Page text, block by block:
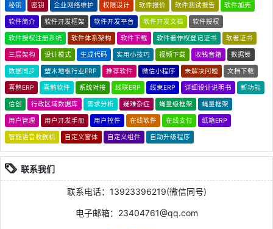
秘钥 密钥 企业网络维护 权限设计 软件报价 软件测试报告 软件加壳
软件简介 软件开发框架 软件开发平台 软件开发文档 软件授权
软件授权注册系统 软件体系架构 软件下载 软件著作权登记证书 软著证书
三层架构 设计模式 生成代码 实用小技巧 视频下载 收钱音箱 数据锁
数据同步 塑木地板行业ERP 推荐软件 微信小程序 未解决问题 文档下载
喜鹊ERP 喜鹊软件 系统对接 线联ERP 线束ERP 详细设计说明书 新功能
信创 行政区域数据库 需求分析 疑难杂症 蝇量级框架 蝇量框架
用户管理 用户开发手册 用户控件 在线软件 在线支付 纸箱ERP
智能语音收款机 自定义窗体 自定义组件 自动升级程序
联系我们
联系电话：13923396219(微信同号)
电子邮箱：23404761@qq.com